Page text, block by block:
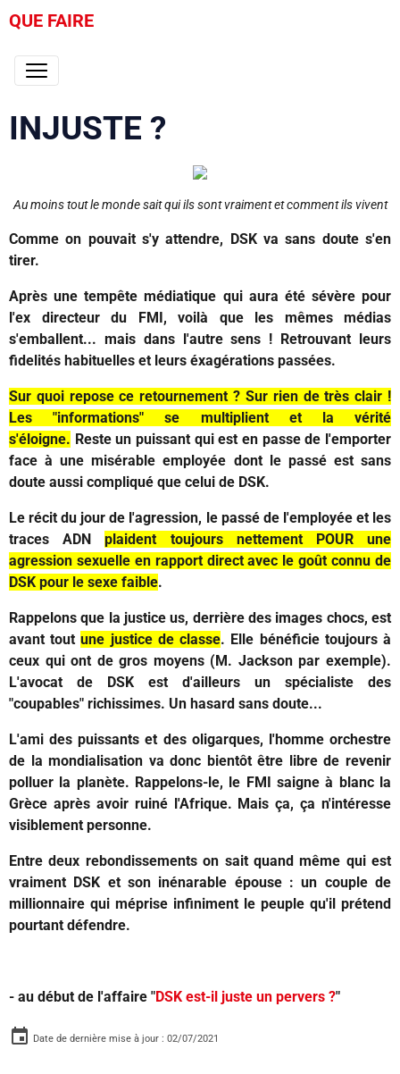
QUE FAIRE
INJUSTE ?
Au moins tout le monde sait qui ils sont vraiment et comment ils vivent
Comme on pouvait s'y attendre, DSK va sans doute s'en
tirer.
Après une tempête médiatique qui aura été sévère pour
l'ex directeur du FMI, voilà que les mêmes médias
s'emballent... mais dans l'autre sens ! Retrouvant leurs
fidelités habituelles et leurs éxagérations passées.
Sur quoi repose ce retournement ? Sur rien de très clair !
Les "informations" se multiplient et la vérité
s'éloigne. Reste un puissant qui est en passe de l'emporter
face à une misérable employée dont le passé est sans
doute aussi compliqué que celui de DSK.
Le récit du jour de l'agression, le passé de l'employée et les
traces ADNplaident toujours nettement POUR une
agression sexuelle en rapport direct avec le goût connu de
DSK pour le sexe faible.
Rappelons que la justice us, derrière des images chocs, est
avant toutune justice de classe. Elle bénéficie toujours à
ceux qui ont de gros moyens (M. Jackson par exemple).
L'avocat de DSK est d'ailleurs un spécialiste des
"coupables" richissimes. Un hasard sans doute...
L'ami des puissants et des oligarques, l'homme orchestre
de la mondialisation va donc bientôt être libre de revenir
polluer la planète. Rappelons-le, le FMI saigne à blanc la
Grèce après avoir ruiné l'Afrique. Mais ça, ça n'intéresse
visiblement personne.
Entre deux rebondissements on sait quand même qui est
vraiment DSK et son inénarable épouse : un couple de
millionnaire qui méprise infiniment le peuple qu'il prétend
pourtant défendre.
- au début de l'affaire "DSK est-il juste un pervers ?"
Date de dernière mise à jour : 02/07/2021